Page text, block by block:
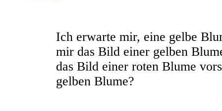
Ich erwarte mir, eine gelbe
mir das Bild einer gelben
das Bild einer roten Blume
gelben Blume?